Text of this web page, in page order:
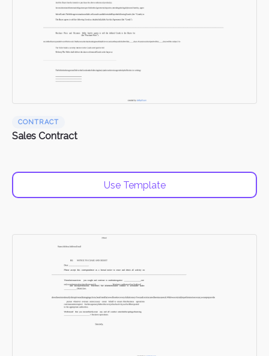
CONTRACT
Sales Contract
Use Template